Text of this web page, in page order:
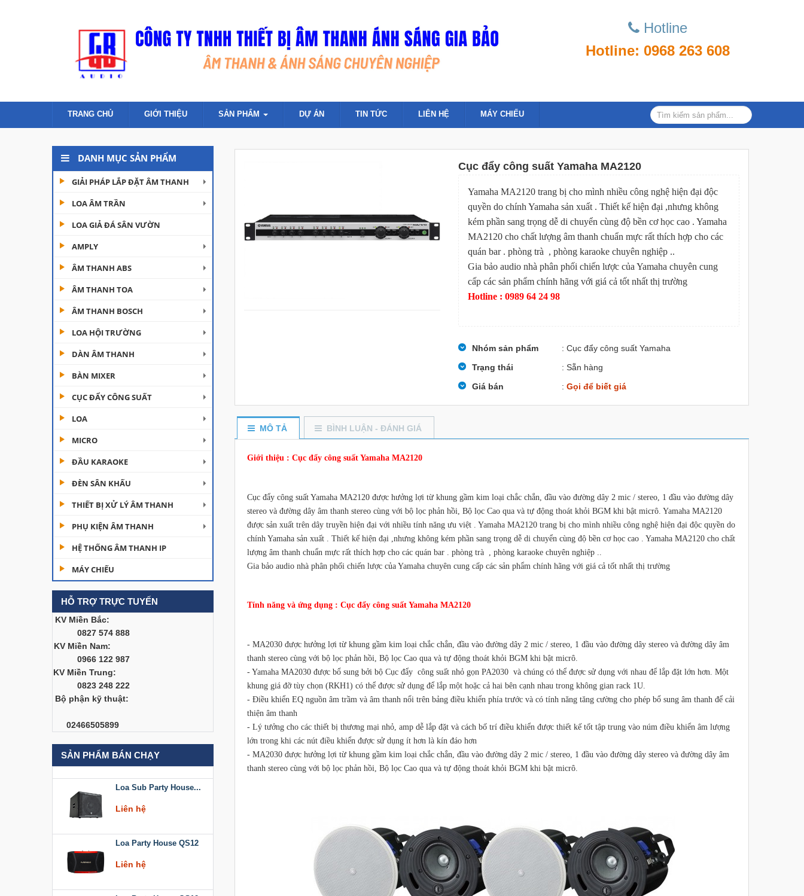
Hotline
Hotline: 0968 263 608
TRANG CHỦ GIỚI THIỆU SẢN PHẨM DỰ ÁN TIN TỨC LIÊN HỆ MÁY CHIẾU
DANH MỤC SẢN PHẨM
GIẢI PHÁP LẮP ĐẶT ÂM THANH
LOA ÂM TRẦN
LOA GIẢ ĐÁ SÂN VƯỜN
AMPLY
ÂM THANH ABS
ÂM THANH TOA
ÂM THANH BOSCH
LOA HỘI TRƯỜNG
DÀN ÂM THANH
BÀN MIXER
CỤC ĐẨY CÔNG SUẤT
LOA
MICRO
ĐẦU KARAOKE
ĐÈN SÂN KHẤU
THIẾT BỊ XỬ LÝ ÂM THANH
PHỤ KIỆN ÂM THANH
HỆ THỐNG ÂM THANH IP
MÁY CHIẾU
HỖ TRỢ TRỰC TUYẾN
KV Miền Bắc:
0827 574 888
KV Miền Nam:
0966 122 987
KV Miền Trung:
0823 248 222
Bộ phận kỹ thuật:
02466505899
SẢN PHẨM BÁN CHẠY
Liên hệ
Cục đẩy công suất
Dàn âm thanh hội
trường...
Bàn Mixer
Allen&Heath...
Liên hệ
Bàn Mixer
Liên hệ
Loa Sub Party House
D218
Liên hệ
Loa Sub Party House...
Loa Party House QS12
Loa Party House QS10
Cục đẩy công suất Yamaha MA2120
Yamaha MA2120 trang bị cho mình nhiều công nghệ hiện đại độc
quyền do chính Yamaha sản xuất . Thiết kế hiện đại ,nhưng không
kém phần sang trọng dễ di chuyển cùng độ bền cơ học cao . Yamaha
MA2120 cho chất lượng âm thanh chuẩn mực rất thích hợp cho các
quán bar . phòng trà , phòng karaoke chuyên nghiệp ..
Gia bảo audio nhà phân phối chiến lược của Yamaha chuyên cung
cấp các sản phẩm chính hãng với giá cả tốt nhất thị trường
Hotline : 0989 64 24 98
Nhóm sản phẩm
: Cục đẩy công suất Yamaha
Trạng thái
: Sẵn hàng
Giá bán
: Gọi để biết giá
MÔ TẢ BÌNH LUẬN - ĐÁNH GIÁ
Giới thiệu : Cục đẩy công suất Yamaha MA2120
Cục đẩy công suất Yamaha MA2120 được hưởng lợi từ khung gầm kim loại chắc chắn, đầu vào đường dây 2 mic / stereo, 1 đầu vào đường dây
stereo và đường dây âm thanh stereo cùng với bộ lọc phản hồi, Bộ lọc Cao qua và tự động thoát khỏi BGM khi bật micrô. Yamaha MA2120
được sản xuất trên dây truyền hiện đại với nhiều tính năng ưu việt . Yamaha MA2120 trang bị cho mình nhiều công nghệ hiện đại độc quyền do
chính Yamaha sản xuất . Thiết kế hiện đại ,nhưng không kém phần sang trọng dễ di chuyển cùng độ bền cơ học cao . Yamaha MA2120 cho chất
lượng âm thanh chuẩn mực rất thích hợp cho các quán bar . phòng trà , phòng karaoke chuyên nghiệp ..
Gia bảo audio nhà phân phối chiến lược của Yamaha chuyên cung cấp các sản phẩm chính hãng với giá cả tốt nhất thị trường
Tính năng và ứng dụng : Cục đẩy công suất Yamaha MA2120
- MA2030 được hưởng lợi từ khung gầm kim loại chắc chắn, đầu vào đường dây 2 mic / stereo, 1 đầu vào đường dây stereo và đường dây âm
thanh stereo cùng với bộ lọc phản hồi, Bộ lọc Cao qua và tự động thoát khỏi BGM khi bật micrô.
- Yamaha MA2030 được bổ sung bởi bộ Cục đẩy công suất nhỏ gọn PA2030 và chúng có thể được sử dụng với nhau để lắp đặt lớn hơn. Một
khung giá đỡ tùy chọn (RKH1) có thể được sử dụng để lắp một hoặc cả hai bên cạnh nhau trong không gian rack 1U.
- Điều khiển EQ nguồn âm trầm và âm thanh nổi trên bảng điều khiển phía trước và có tính năng tăng cường cho phép bổ sung âm thanh để cải
thiện âm thanh
- Lý tưởng cho các thiết bị thương mại nhỏ, amp dễ lắp đặt và cách bố trí điều khiển được thiết kế tốt tập trung vào núm điều khiển âm lượng
lớn trong khi các nút điều khiển được sử dụng ít hơn là kín đáo hơn
- MA2030 được hưởng lợi từ khung gầm kim loại chắc chắn, đầu vào đường dây 2 mic / stereo, 1 đầu vào đường dây stereo và đường dây âm
thanh stereo cùng với bộ lọc phản hồi, Bộ lọc Cao qua và tự động thoát khỏi BGM khi bật micrô.